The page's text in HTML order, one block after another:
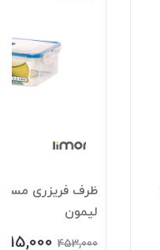
لیمون
453,000
415,000